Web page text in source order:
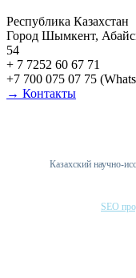
Республика Казахстан
Город Шымкент,
54
+ 7 7252 60 67 71
+7 700 075 07 75
→ Контакты
Казахский научно-
SEO